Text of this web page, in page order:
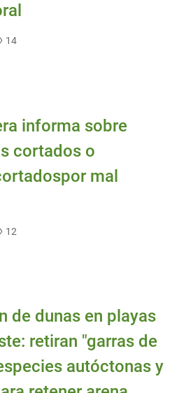
14
informa sobre
cortados o
mal
12
de dunas en playas
retiran "garras de
autóctonas y